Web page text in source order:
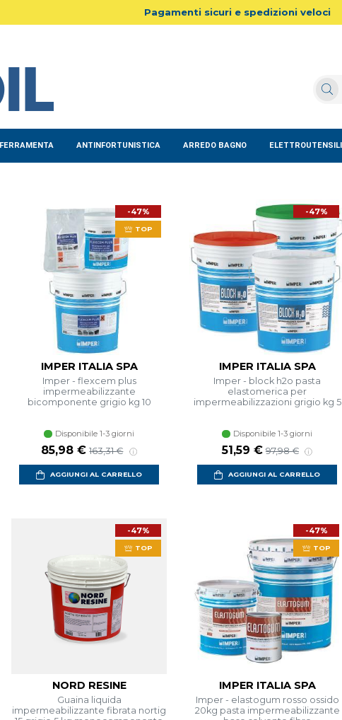
Pagamenti sicuri e spedizioni veloci
FERRAMENTA ANTINFORTUNISTICA ARREDO BAGNO ELETTROUTENSILI
-47%
TOP
IMPER ITALIA SPA
Imper - flexcem plus
impermeabilizzante
bicomponente grigio kg 10
Disponibile 1-3 giorni
Prezzo scontato
85,98 € Prezzo di listino
163,31 €
AGGIUNGI AL CARRELLO
-47%
IMPER ITALIA SPA
Imper - block h2o pasta
elastomerica per
impermeabilizzazioni grigio kg 5
Disponibile 1-3 giorni
Prezzo scontato
51,59 € Prezzo di listino
97,98 €
AGGIUNGI AL CARRELLO
-47%
TOP
NORD RESINE
Guaina liquida
impermeabilizzante fibrata nortig
-47%
TOP
IMPER ITALIA SPA
Imper - elastogum rosso ossido
20kg pasta impermeabilizzante